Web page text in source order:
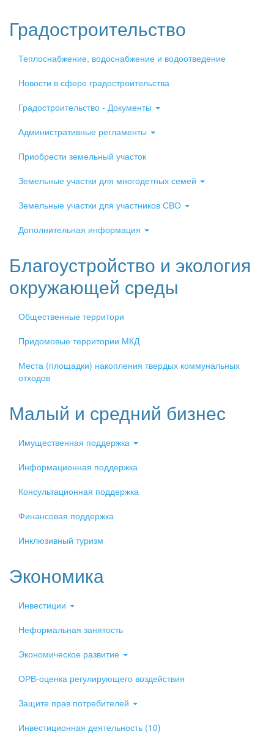
Градостроительство
Теплоснабжение, водоснабжение и водоотведение
Новости в сфере градостроительства
Градостроительство - Документы
Административные регламенты
Приобрести земельный участок
Земельные участки для многодетных семей
Земельные участки для участников СВО
Дополнительная информация
Благоустройство и экология
окружающей среды
Общественные территори
Придомовые территории МКД
Места (площадки) накопления твердых коммунальных
отходов
Малый и средний бизнес
Имущественная поддержка
Информационная поддержка
Консультационная поддержка
Финансовая поддержка
Инклюзивный туризм
Экономика
Инвестиции
Неформальная занятость
Экономическое развитие
ОРВ-оценка регулирующего воздействия
Защите прав потребителей
Инвестиционная деятельность (10)